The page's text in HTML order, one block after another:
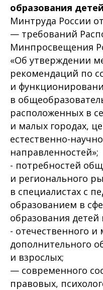
образования
Минтруда России
— требований
Минпросвещения
«Об утверждении
рекомендаций по
и
в
расположенных в
и малых городах,
естественно-
направленностей»;
- потребностей
и регионального
в специалистах с
образованием в
образования детей
- отечественного
дополнительного
и взрослых;
— современного
правовых,